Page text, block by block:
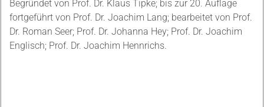
Begründet von Prof. Dr. Klaus Tipke; bis zur 20. Auflage
fortgeführt von Prof. Dr. Joachim Lang; bearbeitet von Prof.
Dr. Roman Seer; Prof. Dr. Johanna Hey; Prof. Dr. Joachim
Englisch; Prof. Dr. Joachim Hennrichs.